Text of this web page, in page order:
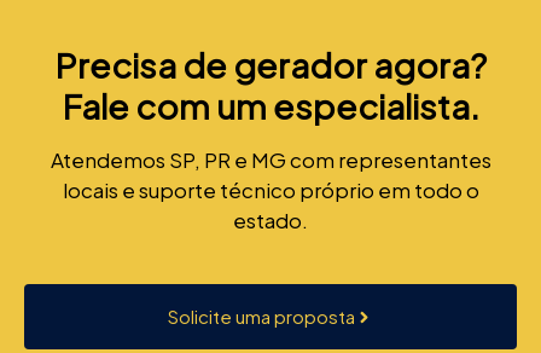
Precisa de gerador agora?
Fale com um especialista.
Atendemos SP, PR e MG com representantes
locais e suporte técnico próprio em todo o
estado.
Solicite uma proposta